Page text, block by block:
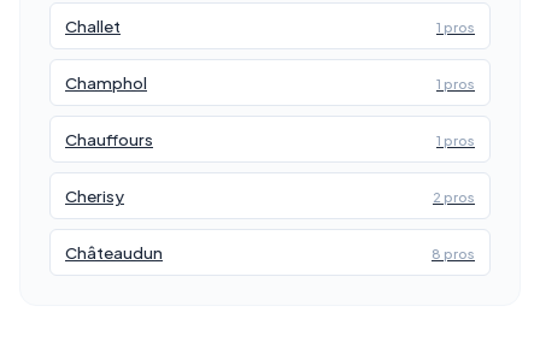
Challet 1 pros
Champhol 1 pros
Chauffours 1 pros
Cherisy 2 pros
Châteaudun 8 pros